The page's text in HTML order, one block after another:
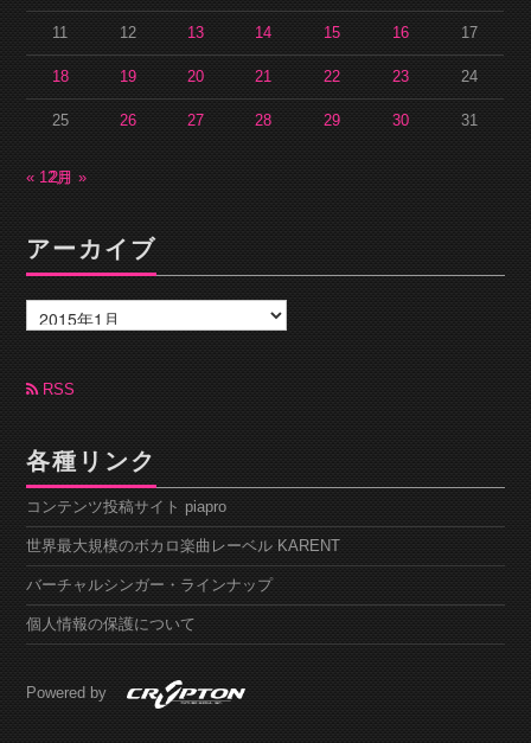
11 12 13 14 15 16 17
18 19 20 21 22 23 24
25 26 27 28 29 30 31
« 12月2月 »
アーカイブ
ー
カ
ブ RSS
各種リンク
コンテンツ投稿サイト piapro
世界最大規模のボカロ楽曲レーベル KARENT
バーチャルシンガー・ラインナップ
個人情報の保護について
Powered by